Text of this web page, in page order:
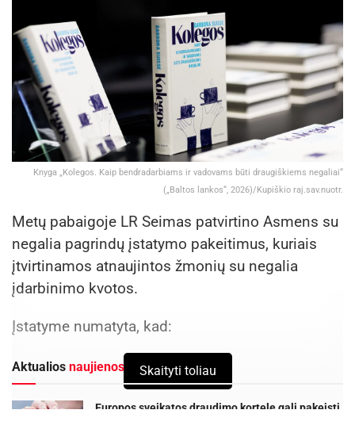
Knyga „Kolegos. Kaip bendradarbiams ir vadovams būti draugiškiems negaliai“
(„Baltos lankos“, 2026)/Kupiškio raj.sav.nuotr.
Metų pabaigoje LR Seimas patvirtino Asmens su
negalia pagrindų įstatymo pakeitimus, kuriais
įtvirtinamos atnaujintos žmonių su negalia
įdarbinimo kvotos.
Įstatyme numatyta, kad:
Aktualios naujienos
Europos sveikatos draudimo kortelę gali pakeisti
Skaityti toliau